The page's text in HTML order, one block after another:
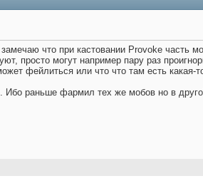
что при кастовании Provoke часть
просто могут например пару раз
фейлиться или что что там есть какая-
раньше фармил тех же мобов но в